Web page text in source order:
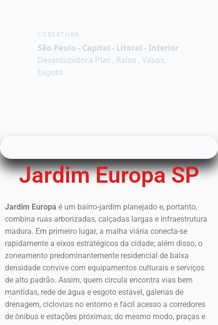
COBERTURA
São Paulo - Capital - Litoral - Interior
Desentupidora PIas , Ralos , Vasos,
Esgoto
Jardim Europa SP
Jardim Europa é um bairro-jardim planejado e, portanto,
combina ruas arborizadas, calçadas largas e infraestrutura
madura. Em primeiro lugar, a malha viária conecta-se
rapidamente a eixos estratégicos da cidade; além disso, o
zoneamento predominantemente residencial de baixa
densidade convive com equipamentos culturais e serviços
de alto padrão. Assim, quem circula encontra vias bem
mantidas, rede de água e esgoto estável, galerias de
drenagem, ciclovias no entorno e fácil acesso a corredores
de ônibus e estações próximas; do mesmo modo, praças e